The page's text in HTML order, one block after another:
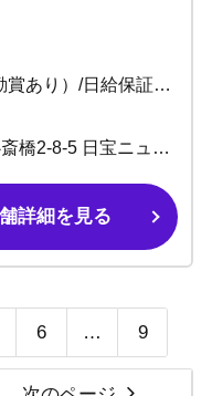
金多数 ②固定給25万円+各種手当てあり (月収35万以上可能)
大阪府大阪市中央区東心斎橋2-8-5 日宝ニューグランドビル5F
詳細を見る
6 … 9